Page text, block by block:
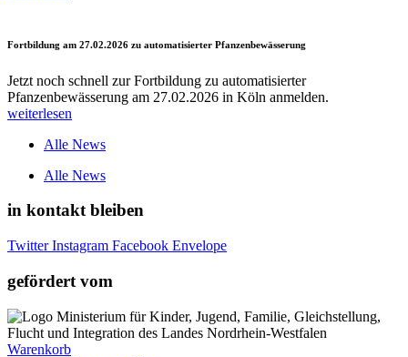
Fortbildung am 27.02.2026 zu automatisierter Pfanzenbewässerung
Jetzt noch schnell zur Fortbildung zu automatisierter
Pfanzenbewässerung am 27.02.2026 in Köln anmelden.
weiterlesen
Alle News
Alle News
in kontakt bleiben
Twitter Instagram Facebook Envelope
gefördert vom
Warenkorb